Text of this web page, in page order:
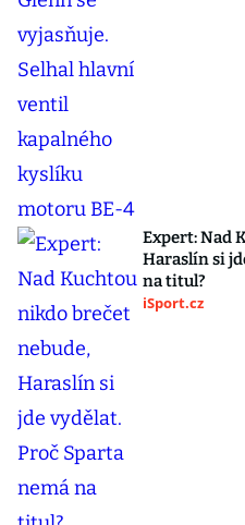
Expert: Nad
Haraslín si
na titul?
iSport.cz